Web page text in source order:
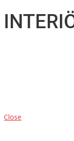
Close